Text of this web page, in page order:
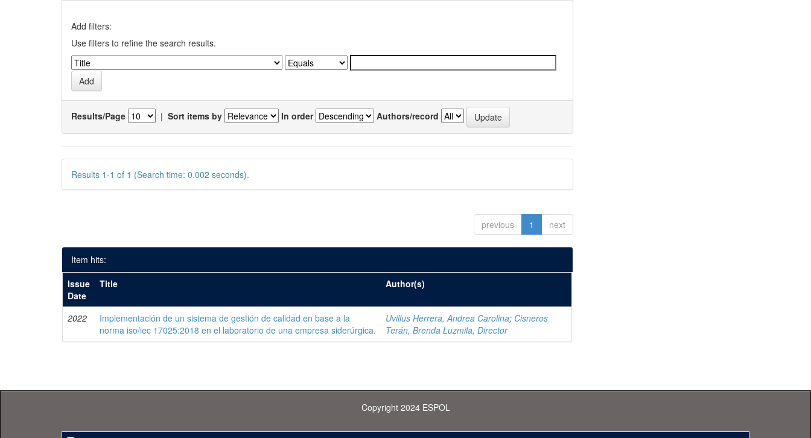
Add filters:
Use filters to refine the search results.
Results/Page | Sort items by In order Authors/record
Results 1-1 of 1 (Search time: 0.002 seconds).
previous 1 next
Item hits:
Issue
Date
Title Author(s)
2022
Implementación de un sistema de gestión de calidad en base a la
norma iso/iec 17025:2018 en el laboratorio de una empresa siderúrgica.
Uvillus Herrera, Andrea Carolina; Cisneros
Terán, Brenda Luzmila, Director
Copyright 2024 ESPOL